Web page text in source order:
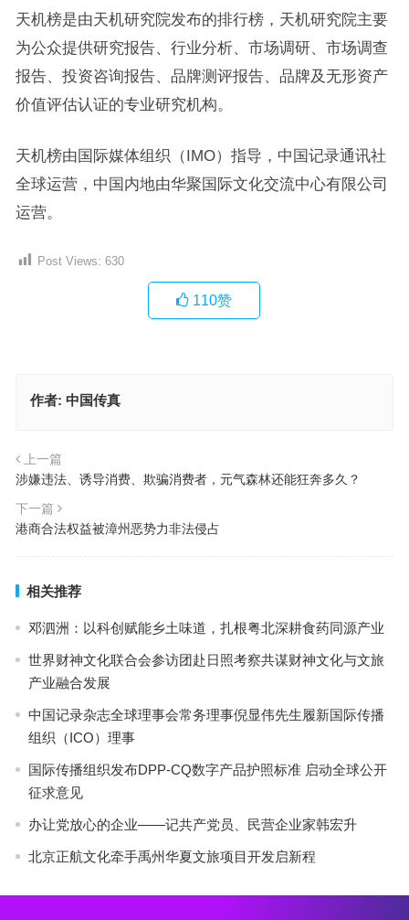
天机榜是由天机研究院发布的排行榜，天机研究院主要
为公众提供研究报告、行业分析、市场调研、市场调查
报告、投资咨询报告、品牌测评报告、品牌及无形资产
价值评估认证的专业研究机构。
天机榜由国际媒体组织（IMO）指导，中国记录通讯社
全球运营，中国内地由华聚国际文化交流中心有限公司
运营。
Post Views: 630
110赞
作者: 中国传真
上一篇
涉嫌违法、诱导消费、欺骗消费者，元气森林还能狂奔多久？
下一篇
港商合法权益被漳州恶势力非法侵占
相关推荐
邓泗洲：以科创赋能乡土味道，扎根粤北深耕食药同源产业
世界财神文化联合会参访团赴日照考察共谋财神文化与文旅
产业融合发展
中国记录杂志全球理事会常务理事倪显伟先生履新国际传播
组织（ICO）理事
国际传播组织发布DPP-CQ数字产品护照标准 启动全球公开
征求意见
办让党放心的企业——记共产党员、民营企业家韩宏升
北京正航文化牵手禹州华夏文旅项目开发启新程